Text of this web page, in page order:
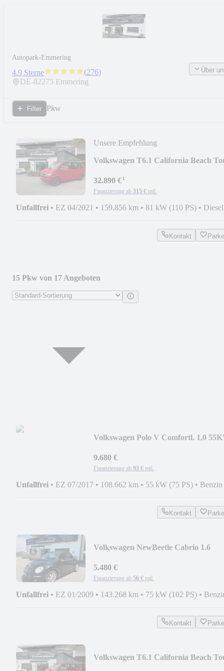
Autopark-Emmering
4.9 Sterne (276)
DE-82275 Emmering
Über
Filter Pkw
Unsere Empfehlung
Volkswagen T6.1 California Beach
32.890 €¹
Finanzierung ab 315 € mtl.
Unfallfrei • EZ 04/2021 • 159.856 km • 81 kW (110 PS) • Diesel
Kontakt
15 Pkw von 17 Angeboten
Volkswagen Polo V Comfortl. 1,0
9.680 €
Finanzierung ab 93 € mtl.
Unfallfrei • EZ 07/2017 • 108.662 km • 55 kW (75 PS) • Benzin
Kontakt
Volkswagen NewBeetle Cabrio 1.6
5.480 €
Finanzierung ab 56 € mtl.
Unfallfrei • EZ 01/2009 • 143.268 km • 75 kW (102 PS) •
Kontakt
Volkswagen T6.1 California Beach